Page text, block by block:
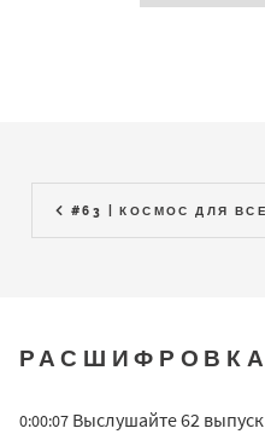
РАСШИФРОВКА
0:00:07 Выслушайте 62